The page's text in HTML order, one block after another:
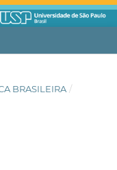
BRASILEIRA /